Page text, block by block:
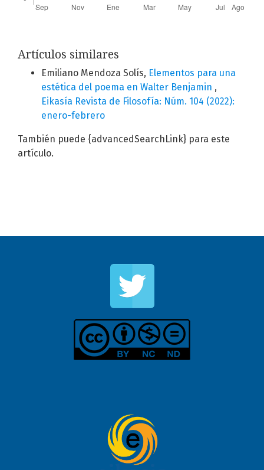
Artículos similares
Emiliano Mendoza Solís, Elementos para una
estética del poema en Walter Benjamin ,
Eikasía Revista de Filosofía: Núm. 104 (2022):
enero-febrero
También puede {advancedSearchLink} para este
artículo.